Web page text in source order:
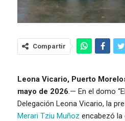
Compartir
Leona Vicario, Puerto
mayo de 2026.— En el domo
Delegación Leona Vicario, la
Merari Tziu Muñoz encabezó la